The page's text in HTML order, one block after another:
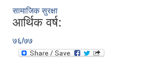
सामाजिक सुरक्षा
आर्थिक वर्ष:
७६/७७